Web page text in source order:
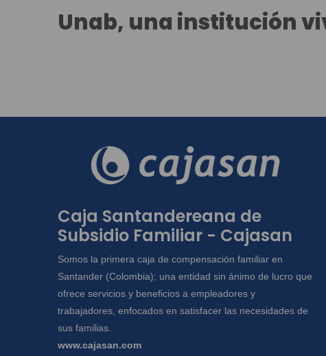
Unab, una institución
Caja Santandereana de
Subsidio Familiar - Cajasan
Somos la primera caja de compensación familiar en
Santander (Colombia); una entidad sin ánimo de lucro que
ofrece servicios y beneficios a empleadores y
trabajadores, enfocados en satisfacer las necesidades de
sus familias.
www.cajasan.com